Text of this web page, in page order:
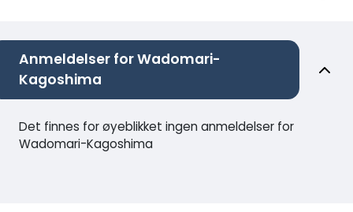
Anmeldelser for Wadomari-
Kagoshima
Det finnes for øyeblikket ingen anmeldelser for
Wadomari-Kagoshima